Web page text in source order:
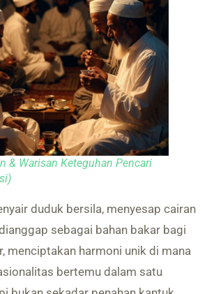
& Warisan Keteguhan Pencari
duduk bersila, menyesap cairan
sebagai bahan bakar bagi
menciptakan harmoni unik di mana
bertemu dalam satu